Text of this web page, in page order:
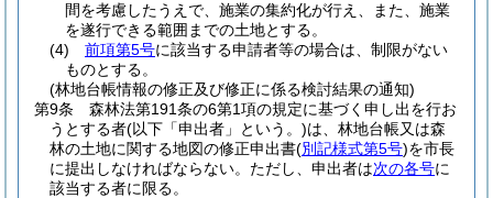
間を考慮したうえで、施業の集約化が行え、また、施業
を遂行できる範囲までの土地とする。
(4)
前項第5号に該当する申請者等の場合は、制限がない
ものとする。
(林地台帳情報の修正及び修正に係る検討結果の通知)
第9条
森林法第191条の6第1項の規定に基づく申し出を行お
うとする者(以下「申出者」という。)は、林地台帳又は森
林の土地に関する地図の修正申出書(別記様式第5号)を市長
に提出しなければならない。 ただし、申出者は次の各号に
該当する者に限る。